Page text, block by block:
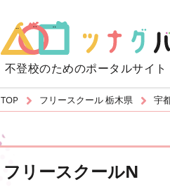
不登校のためのポータルサイト
TOP フリースクール 栃木県 宇
フリースクールN